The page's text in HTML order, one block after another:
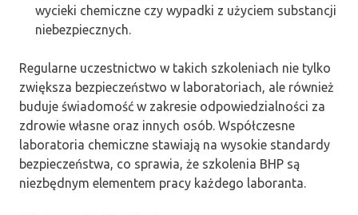
wycieki chemiczne czy wypadki z użyciem substancji
niebezpiecznych.
Regularne uczestnictwo w takich szkoleniach nie tylko
zwiększa bezpieczeństwo w laboratoriach, ale również
buduje świadomość w zakresie odpowiedzialności za
zdrowie własne oraz innych osób. Współczesne
laboratoria chemiczne stawiają na wysokie standardy
bezpieczeństwa, co sprawia, że szkolenia BHP są
niezbędnym elementem pracy każdego laboranta.